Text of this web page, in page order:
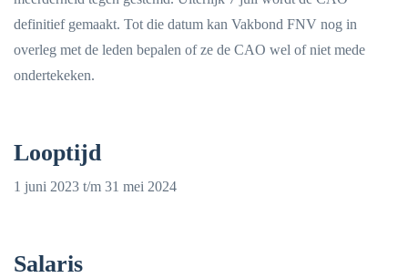
definitief gemaakt. Tot die datum kan Vakbond FNV nog in
overleg met de leden bepalen of ze de CAO wel of niet mede
ondertekeken.
Looptijd
1 juni 2023 t/m 31 mei 2024
Salaris